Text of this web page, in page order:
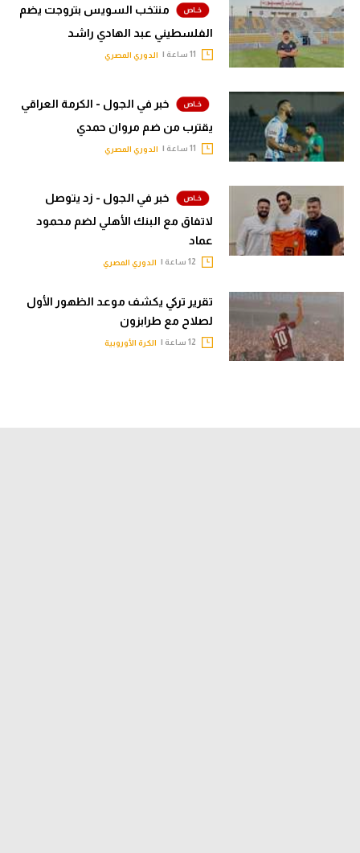
منتخب السويس بتروجت يضم
الفلسطيني عبد الهادي راشد
الدوري المصري
خبر في الجول - الكرمة العراقي
يقترب من ضم مروان حمدي
الدوري المصري
خبر في الجول - زد يتوصل
لاتفاق مع البنك الأهلي لضم محمود
عماد
الدوري المصري
تقرير تركي يكشف موعد الظهور الأول
لصلاح مع طرابزون
الكرة الأوروبية